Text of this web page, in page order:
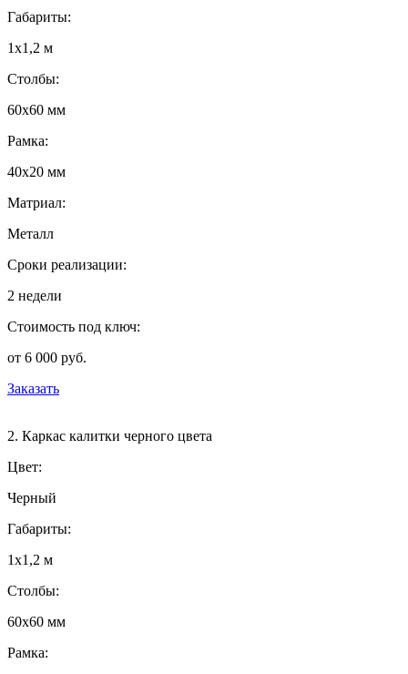
Габариты:
1х1,2 м
Столбы:
60х60 мм
Рамка:
40х20 мм
Матриал:
Металл
Сроки реализации:
2 недели
Стоимость под ключ:
от 6 000 руб.
Заказать
2. Каркас калитки черного цвета
Цвет:
Черный
Габариты:
1х1,2 м
Столбы:
60х60 мм
Рамка: